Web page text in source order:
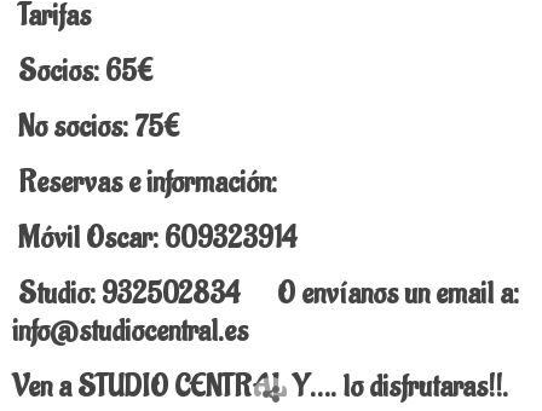
Tarifas
Socios: 65€
No socios: 75€
Reservas e información:
Móvil Oscar: 609323914
Studio: 932502834 O envíanos un email a:
info@studiocentral.es
Ven a STUDIO CENTRAL Y…. lo disfrutaras!!.